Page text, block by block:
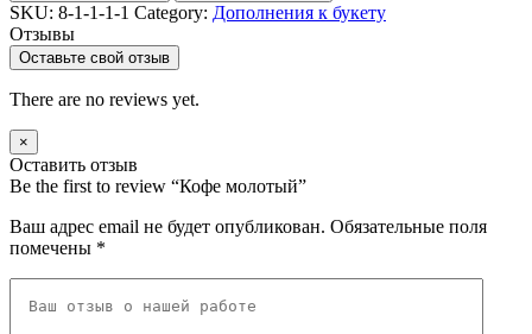
SKU: 8-1-1-1-1 Category: Дополнения к букету
Отзывы
Оставьте свой отзыв
There are no reviews yet.
×
Оставить отзыв
Be the first to review “Кофе молотый”
Ваш адрес email не будет опубликован. Обязательные поля
помечены *